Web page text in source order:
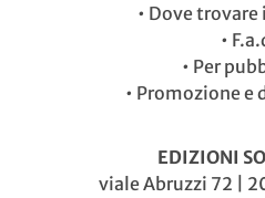
• Dove
•
• Per
• Promozione e
EDIZIONI
viale Abruzzi 72 |